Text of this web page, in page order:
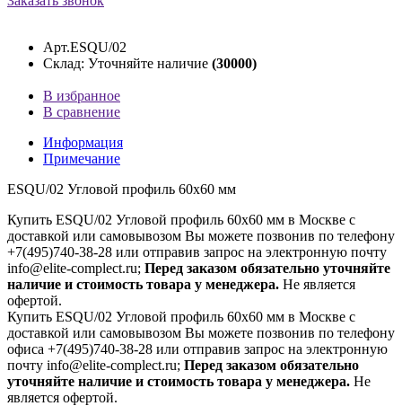
Арт.ESQU/02
Склад: Уточняйте наличие (30000)
В избранное
В сравнение
Информация
Примечание
ESQU/02 Угловой профиль 60х60 мм
Купить ESQU/02 Угловой профиль 60х60 мм в Москве с
доставкой или самовывозом Вы можете позвонив по телефону
+7(495)740-38-28 или отправив запрос на электронную почту
info@elite-complect.ru; Перед заказом обязательно уточняйте
наличие и стоимость товара у менеджера. Не является
офертой.
Купить ESQU/02 Угловой профиль 60х60 мм в Москве с
доставкой или самовывозом Вы можете позвонив по телефону
офиса +7(495)740-38-28 или отправив запрос на электронную
почту info@elite-complect.ru; Перед заказом обязательно
уточняйте наличие и стоимость товара у менеджера. Не
является офертой.